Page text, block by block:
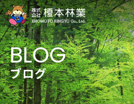
ブログ